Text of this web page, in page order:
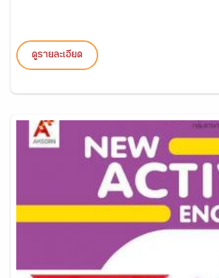
ดูรายละเอียด